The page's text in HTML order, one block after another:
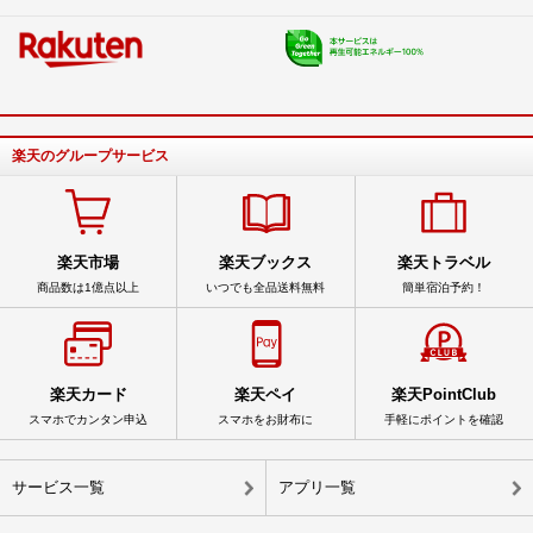
楽天のグループサービス
楽天市場
商品数は1億点以上
楽天ブックス
いつでも全品送料無料
楽天トラベル
簡単宿泊予約！
楽天カード
スマホでカンタン申込
楽天ペイ
スマホをお財布に
楽天PointClub
手軽にポイントを確認
サービス一覧 アプリ一覧